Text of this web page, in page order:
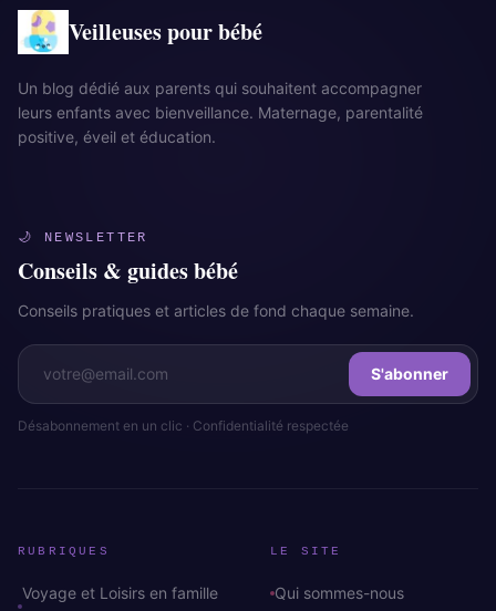
Veilleuses pour bébé
Un blog dédié aux parents qui souhaitent accompagner
leurs enfants avec bienveillance. Maternage, parentalité
positive, éveil et éducation.
🌙 NEWSLETTER
Conseils & guides bébé
Conseils pratiques et articles de fond chaque semaine.
S'abonner
Désabonnement en un clic · Confidentialité respectée
RUBRIQUES
Voyage et Loisirs en famille
LE SITE
Qui sommes-nous